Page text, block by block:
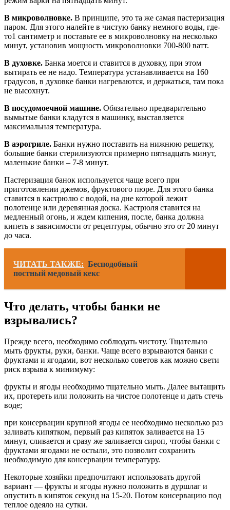
В микроволновке. В принципе, это та же самая пастеризация
паром. Для этого налейте в чистую банку немного воды, где-
то1 сантиметр и поставьте ее в микроволновку на несколько
минут, установив мощность микроволновки 700-800 ватт.
В духовке. Банка моется и ставится в духовку, при этом
вытирать ее не надо. Температура устанавливается на 160
градусов, в духовке банки нагреваются, и держаться, там пока
не высохнут.
В посудомоечной машине. Обязательно предварительно
вымытые банки кладутся в машинку, выставляется
максимальная температура.
В аэрогриле. Банки нужно поставить на нижнюю решетку,
большие банки стерилизуются примерно пятнадцать минут,
маленькие банки – 7-8 минут.
Пастеризация банок используется чаще всего при
приготовлении джемов, фруктового пюре. Для этого банка
ставится в кастрюлю с водой, на дне которой лежит
полотенце или деревянная доска. Кастрюля ставится на
медленный огонь, и ждем кипения, после, банка должна
кипеть в зависимости от рецептуры, обычно это от 20 минут
до часа.
ЧИТАТЬ ТАКЖЕ: Бесподобный
постный медовый кекс
Что делать, чтобы банки не
взрывались?
Прежде всего, необходимо соблюдать чистоту. Тщательно
мыть фрукты, руки, банки. Чаще всего взрываются банки с
фруктами и ягодами, вот несколько советов как можно свети
риск взрыва к минимуму:
фрукты и ягоды необходимо тщательно мыть. Далее вытащить
их, протереть или положить на чистое полотенце и дать стечь
воде;
при консервации крупной ягоды ее необходимо несколько раз
заливать кипятком, первый раз кипяток заливается на 15
минут, сливается и сразу же заливается сироп, чтобы банки с
фруктами ягодами не остыли, это позволит сохранить
необходимую для консервации температуру.
Некоторые хозяйки предпочитают использовать другой
вариант — фрукты и ягоды нужно положить в дуршлаг и
опустить в кипяток секунд на 15-20. Потом консервацию под
теплое одеяло на сутки.